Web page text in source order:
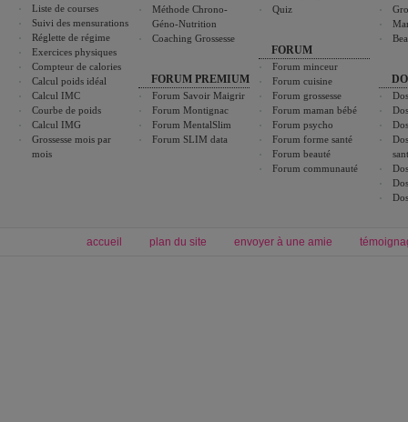
Liste de courses
Suivi des mensurations
Réglette de régime
Exercices physiques
Compteur de calories
Calcul poids idéal
Calcul IMC
Courbe de poids
Calcul IMG
Grossesse mois par
mois
Méthode Chrono-
Géno-Nutrition
Coaching Grossesse
FORUM PREMIUM
Forum Savoir Maigrir
Forum Montignac
Forum MentalSlim
Forum SLIM data
Quiz
FORUM
Forum minceur
Forum cuisine
Forum grossesse
Forum maman bébé
Forum psycho
Forum forme santé
Forum beauté
Forum communauté
accueil plan du site envoyer à une amie